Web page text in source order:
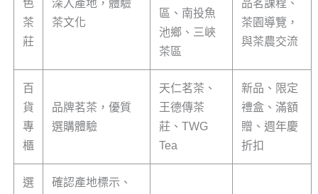
色
茶
莊
深入產地，體驗
茶文化
區、南投魚
池鄉、三峽
茶區
品茗課程、
茶園導覽，
與茶農交流
百
貨
專
櫃
品牌茗茶，優質
選購體驗
天仁茗茶、
王德傳茶
莊、TWG
Tea
新品、限定
禮盒、滿額
贈、週年慶
折扣
選
確認產地標示、